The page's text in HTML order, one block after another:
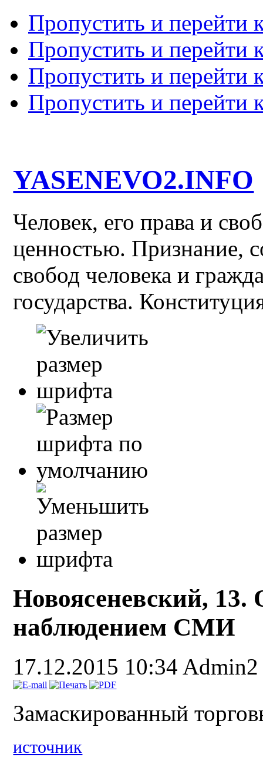
Пропустить и перейти
Пропустить и перейти
Пропустить и перейти
Пропустить и перейти
YASENEVO2.INFO
Человек, его права и
ценностью. Признание,
свобод человека и
государства.
Новоясеневский, 13.
наблюдением СМИ
17.12.2015 10:34 Admin2
Замаскированный
источник